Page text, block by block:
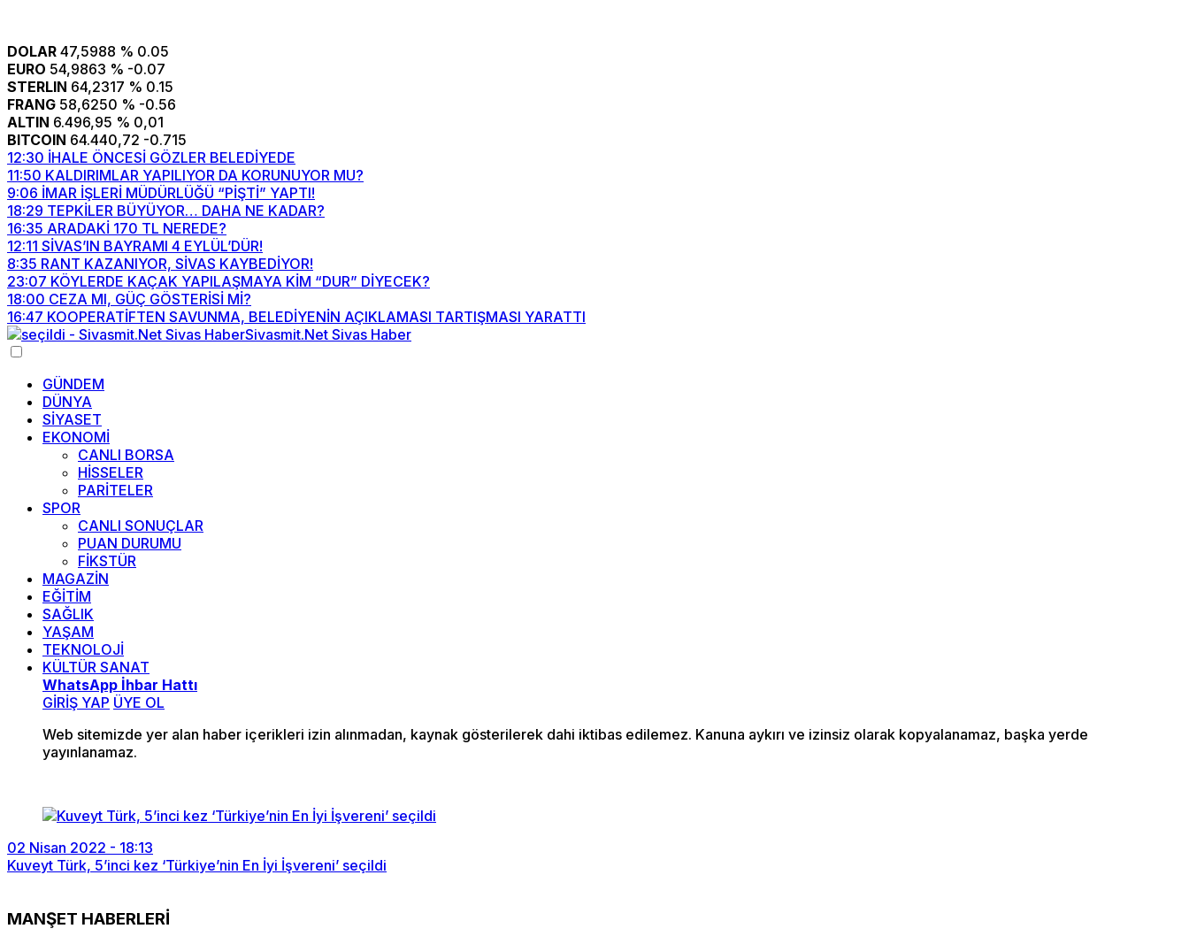
DOLAR 47,5988 % 0.05
EURO 54,9863 % -0.07
STERLIN 64,2317 % 0.15
FRANG 58,6250 % -0.56
ALTIN 6.496,95 % 0,01
BITCOIN 64.440,72 -0.715
12:30 İHALE ÖNCESİ GÖZLER BELEDİYEDE
11:50 KALDIRIMLAR YAPILIYOR DA KORUNUYOR MU?
9:06 İMAR İŞLERİ MÜDÜRLÜĞÜ “PİŞTİ” YAPTI!
18:29 TEPKİLER BÜYÜYOR… DAHA NE KADAR?
16:35 ARADAKİ 170 TL NEREDE?
12:11 SİVAS’IN BAYRAMI 4 EYLÜL’DÜR!
8:35 RANT KAZANIYOR, SİVAS KAYBEDİYOR!
23:07 KÖYLERDE KAÇAK YAPILAŞMAYA KİM “DUR” DİYECEK?
18:00 CEZA MI, GÜÇ GÖSTERİSİ Mİ?
16:47 KOOPERATİFTEN SAVUNMA, BELEDİYENİN AÇIKLAMASI TARTIŞMASI YARATTI
GÜNDEM
DÜNYA
SİYASET
EKONOMİ
CANLI BORSA
HİSSELER
PARİTELER
SPOR
CANLI SONUÇLAR
PUAN DURUMU
FİKSTÜR
MAGAZİN
EĞİTİM
SAĞLIK
YAŞAM
TEKNOLOJİ
KÜLTÜR SANAT
WhatsApp İhbar Hattı
GİRİŞ YAP ÜYE OL
Web sitemizde yer alan haber içerikleri izin alınmadan, kaynak gösterilerek dahi iktibas edilemez. Kanuna aykırı ve izinsiz olarak kopyalanamaz, başka yerde
yayınlanamaz.
02 Nisan 2022 - 18:13
Kuveyt Türk, 5’inci kez ‘Türkiye’nin En İyi İşvereni’ seçildi
MANŞET HABERLERİ